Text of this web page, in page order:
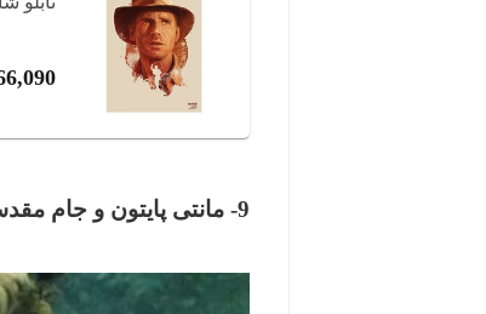
9- مانتی پایتون و جام مقدس (Monty Python And The Holy Grail)